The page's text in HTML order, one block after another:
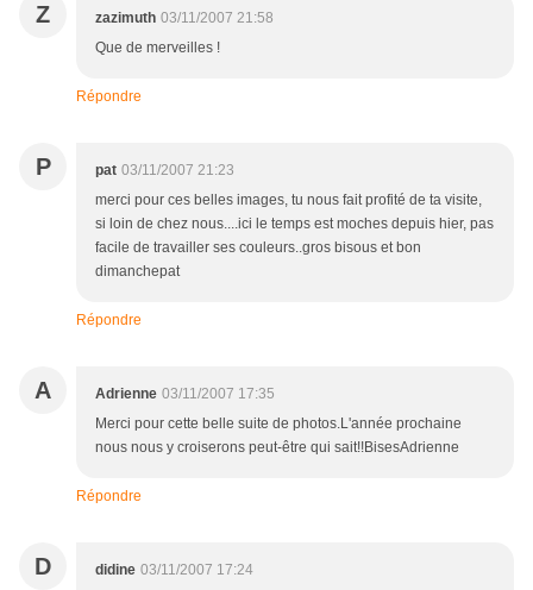
Z zazimuth 03/11/2007 21:58
Que de merveilles !
Répondre
P pat 03/11/2007 21:23
merci pour ces belles images, tu nous fait profité de ta visite,
si loin de chez nous....ici le temps est moches depuis hier, pas
facile de travailler ses couleurs..gros bisous et bon
dimanchepat
Répondre
A Adrienne 03/11/2007 17:35
Merci pour cette belle suite de photos.L'année prochaine
nous nous y croiserons peut-être qui sait!!BisesAdrienne
Répondre
D didine 03/11/2007 17:24